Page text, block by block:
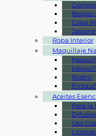
Bragas
Copa
Ropa Interior
Maquillaje
Rostro
Aceites
Para la
Uso